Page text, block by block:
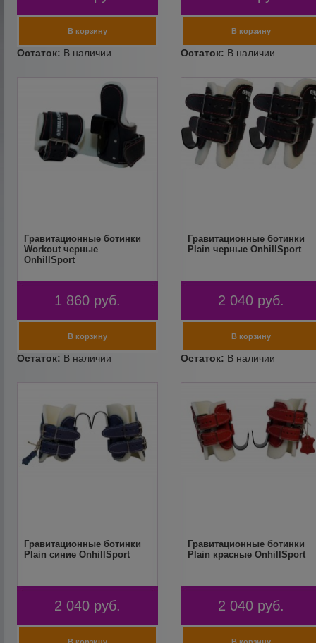
Гравитационные ботинки
Workout черные
OnhillSport
1 860 руб.
Гравитационные ботинки
Plain черные OnhillSport
2 040 руб.
Гравитационные ботинки
Plain синие OnhillSport
2 040 руб.
Гравитационные ботинки
Plain красные OnhillSport
2 040 руб.